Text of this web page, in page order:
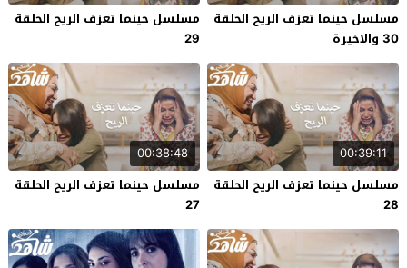
مسلسل حينما تعزف الريح الحلقة
30 والاخيرة
مسلسل حينما تعزف الريح الحلقة
29
00:39:11
مسلسل حينما تعزف الريح الحلقة
28
00:38:48
مسلسل حينما تعزف الريح الحلقة
27